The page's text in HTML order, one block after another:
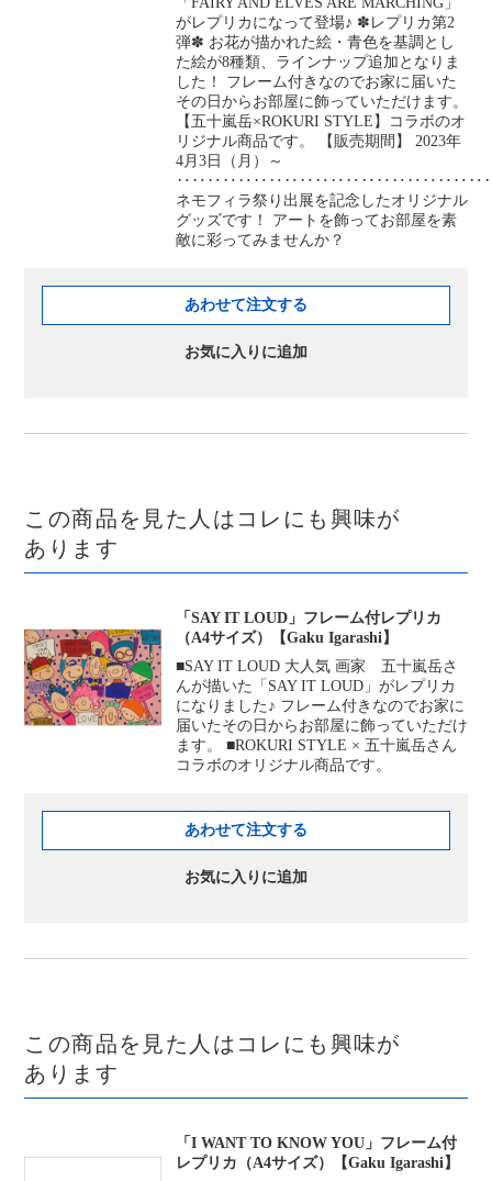
がレプリカになって登場♪ ✽レプリカ第2
弾✽ お花が描かれた絵・青色を基調とし
た絵が8種類、ラインナップ追加となりま
した！ フレーム付きなのでお家に届いた
その日からお部屋に飾っていただけます。
【五十嵐岳×ROKURI STYLE】コラボのオ
リジナル商品です。 【販売期間】 2023年
4月3日（月）～
ネモフィラ祭り出展を記念したオリジナル
グッズです！ アートを飾ってお部屋を素
敵に彩ってみませんか？
あわせて注文する
お気に入りに追加
この商品を見た人はコレにも興味が
あります
「SAY IT LOUD」フレーム付レプリカ
（A4サイズ）【Gaku Igarashi】
■SAY IT LOUD 大人気 画家 五十嵐岳さ
んが描いた「SAY IT LOUD」がレプリカ
になりました♪ フレーム付きなのでお家に
届いたその日からお部屋に飾っていただけ
ます。 ■ROKURI STYLE × 五十嵐岳さん
コラボのオリジナル商品です。
あわせて注文する
お気に入りに追加
この商品を見た人はコレにも興味が
あります
「I WANT TO KNOW YOU」フレーム付
レプリカ（A4サイズ）【Gaku Igarashi】